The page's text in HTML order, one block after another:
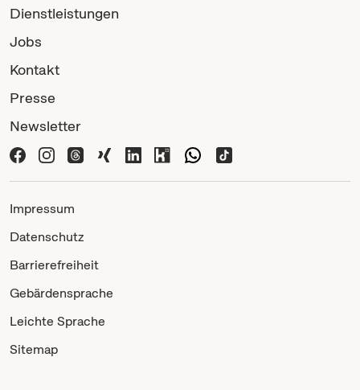
Dienstleistungen
Jobs
Kontakt
Presse
Newsletter
Impressum
Datenschutz
Barrierefreiheit
Gebärdensprache
Leichte Sprache
Sitemap